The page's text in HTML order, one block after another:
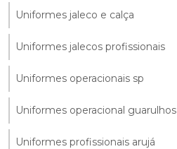
Uniformes jaleco e calça
Uniformes jalecos profissionais
Uniformes operacionais sp
Uniformes operacional guarulhos
Uniformes profissionais arujá